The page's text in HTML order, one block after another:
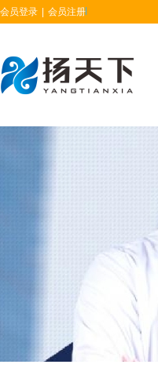
会员登录 会员注册